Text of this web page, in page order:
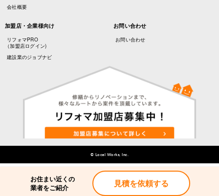
お住まい近くの
業者をご紹介
見積を依頼する
会社概要
加盟店・企業様向け
リフォマPRO
（加盟店ログイン)
建設業のジョブナビ
お問い合わせ
お問い合わせ
© Local Works, Inc.
お住まい近くの
業者をご紹介
見積を依頼する